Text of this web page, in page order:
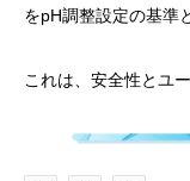
をpH調整設定の基準
これは、安全性とユ